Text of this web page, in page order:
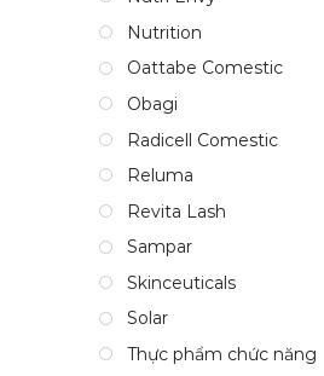
Nutrition
Oattabe Comestic
Obagi
Radicell Comestic
Reluma
Revita Lash
Sampar
Skinceuticals
Solar
Thực phẩm chức năng